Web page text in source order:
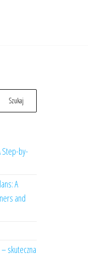
Szukaj
Step-by-
A
and
skuteczna